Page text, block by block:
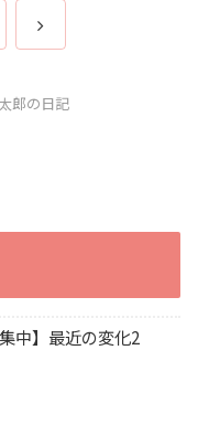
次
郎の日記
中】最近の変化2